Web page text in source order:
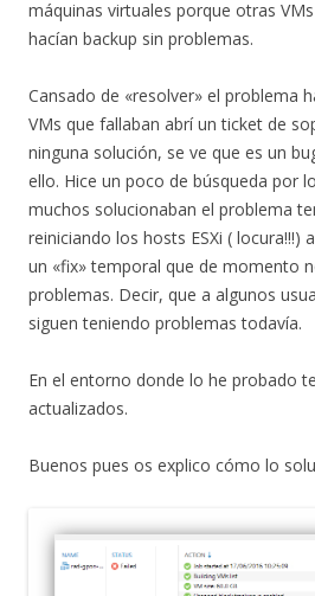
máquinas virtuales porque otras
hacían backup sin problemas.
Cansado de «resolver» el problema
VMs que fallaban abrí un ticket de
ninguna solución, se ve que es un
ello. Hice un poco de búsqueda por
muchos solucionaban el problema
reiniciando los hosts ESXi ( locura!!!)
un «fix» temporal que de momento
problemas. Decir, que a algunos
siguen teniendo problemas todavía.
En el entorno donde lo he probado
actualizados.
Buenos pues os explico cómo lo